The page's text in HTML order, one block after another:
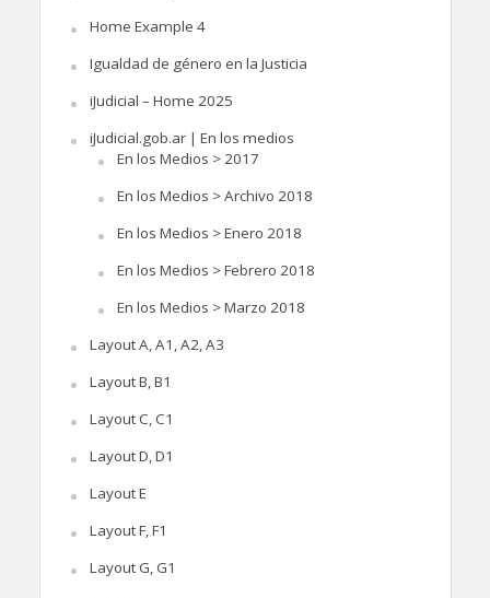
Home Example 4
Igualdad de género en la Justicia
iJudicial – Home 2025
iJudicial.gob.ar | En los medios
En los Medios > 2017
En los Medios > Archivo 2018
En los Medios > Enero 2018
En los Medios > Febrero 2018
En los Medios > Marzo 2018
Layout A, A1, A2, A3
Layout B, B1
Layout C, C1
Layout D, D1
Layout E
Layout F, F1
Layout G, G1